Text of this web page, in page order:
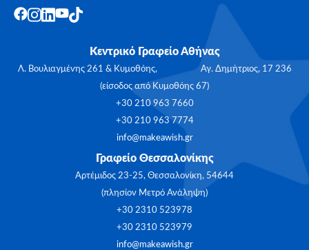
Κεντρικό Γραφείο Αθήνας
Λ. Βουλιαγμένης 261 & Κυμοθόης, Αγ. Δημήτριος, 17 236
(είσοδος από Κυμοθόης 67)
+30 210 963 7660
+30 210 963 7774
info@makeawish.gr
Γραφείο Θεσσαλονίκης
Αρτέμιδος 23-25, Θεσσαλονίκη, 54644
(πλησίον Μετρό Ανάληψη)
+30 2310 523978
+30 2310 523979
info@makeawish.gr